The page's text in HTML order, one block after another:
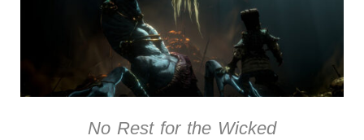
No Rest for the Wicked